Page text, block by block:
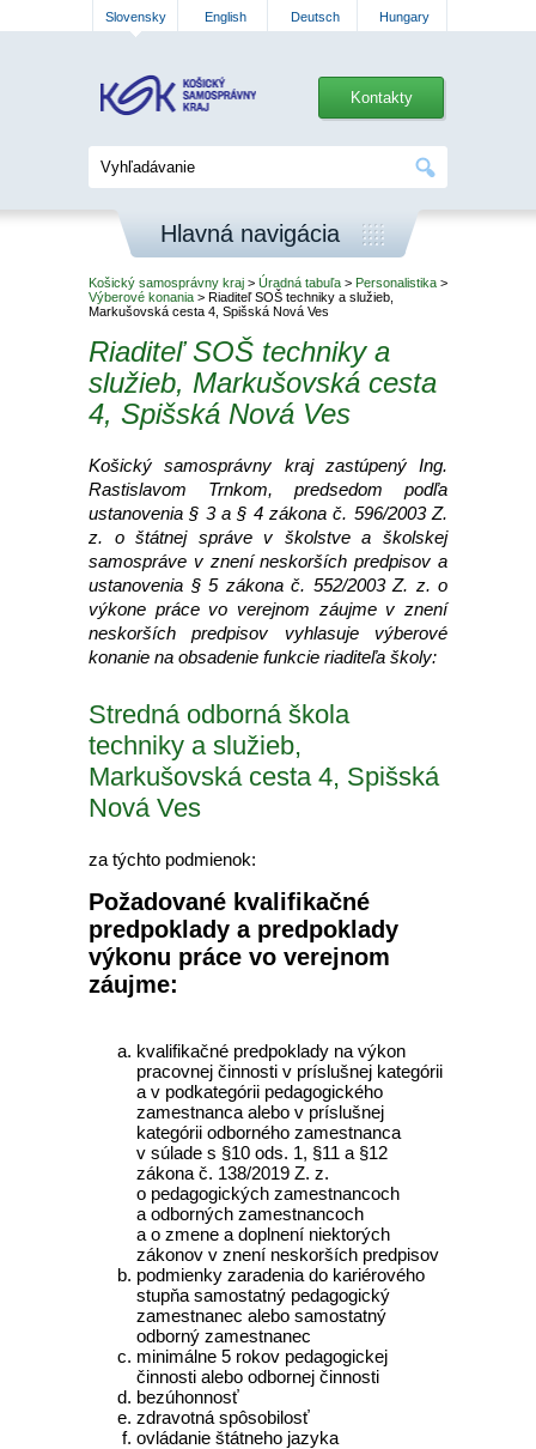
Slovensky English Deutsch Hungary
Kontakty
Hlavná navigácia
Košický samosprávny kraj > Úradná tabuľa > Personalistika >
Výberové konania > Riaditeľ SOŠ techniky a služieb,
Markušovská cesta 4, Spišská Nová Ves
Riaditeľ SOŠ techniky a
služieb, Markušovská cesta
4, Spišská Nová Ves
Košický samosprávny kraj zastúpený Ing.
Rastislavom Trnkom, predsedom podľa
ustanovenia § 3 a § 4 zákona č. 596/2003 Z.
z. o štátnej správe v školstve a školskej
samospráve v znení neskorších predpisov a
ustanovenia § 5 zákona č. 552/2003 Z. z. o
výkone práce vo verejnom záujme v znení
neskorších predpisov vyhlasuje výberové
konanie na obsadenie funkcie riaditeľa školy:
Stredná odborná škola
techniky a služieb,
Markušovská cesta 4, Spišská
Nová Ves
za týchto podmienok:
Požadované kvalifikačné
predpoklady a predpoklady
výkonu práce vo verejnom
záujme:
kvalifikačné predpoklady na výkon
pracovnej činnosti v príslušnej kategórii
a v podkategórii pedagogického
zamestnanca alebo v príslušnej
kategórii odborného zamestnanca
v súlade s §10 ods. 1, §11 a §12
zákona č. 138/2019 Z. z.
o pedagogických zamestnancoch
a odborných zamestnancoch
a o zmene a doplnení niektorých
zákonov v znení neskorších predpisov
podmienky zaradenia do kariérového
stupňa samostatný pedagogický
zamestnanec alebo samostatný
odborný zamestnanec
minimálne 5 rokov pedagogickej
činnosti alebo odbornej činnosti
bezúhonnosť
zdravotná spôsobilosť
ovládanie štátneho jazyka